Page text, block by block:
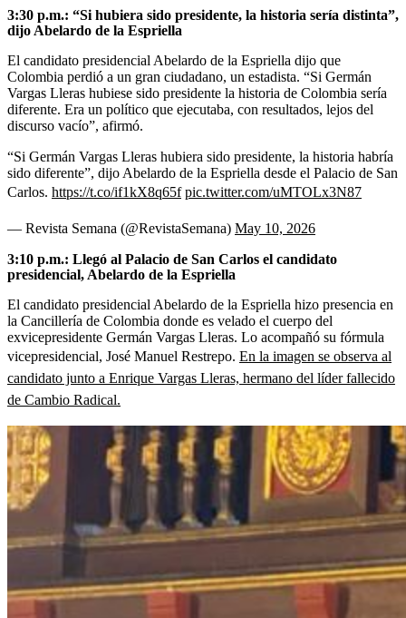
3:30 p.m.: “Si hubiera sido presidente, la historia sería distinta”,
dijo Abelardo de la Espriella
El candidato presidencial Abelardo de la Espriella dijo que
Colombia perdió a un gran ciudadano, un estadista. “Si Germán
Vargas Lleras hubiese sido presidente la historia de Colombia sería
diferente. Era un político que ejecutaba, con resultados, lejos del
discurso vacío”, afirmó.
“Si Germán Vargas Lleras hubiera sido presidente, la historia habría
sido diferente”, dijo Abelardo de la Espriella desde el Palacio de San
Carlos. https://t.co/if1kX8q65f pic.twitter.com/uMTOLx3N87
— Revista Semana (@RevistaSemana) May 10, 2026
3:10 p.m.: Llegó al Palacio de San Carlos el candidato
presidencial, Abelardo de la Espriella
El candidato presidencial Abelardo de la Espriella hizo presencia en
la Cancillería de Colombia donde es velado el cuerpo del
exvicepresidente Germán Vargas Lleras. Lo acompañó su fórmula
vicepresidencial, José Manuel Restrepo. En la imagen se observa al
candidato junto a Enrique Vargas Lleras, hermano del líder fallecido
de Cambio Radical.